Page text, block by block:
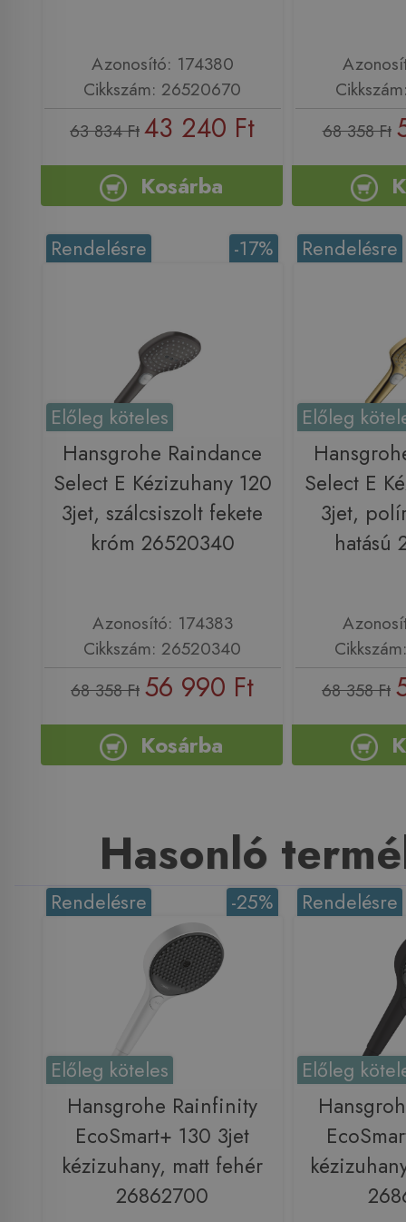
Azonosító: 174380
Cikkszám: 26520670
63 834 Ft43 240 Ft
Kosárba
68 358 Ft
-17%
Rendelésre
Előleg köteles
Hansgrohe Raindance
Select E Kézizuhany 120
3jet, szálcsiszolt fekete
króm 26520340
Azonosító: 174383
Cikkszám: 26520340
68 358 Ft 56 990 Ft
Kosárba
Rendelésre
Előleg
Select E
3jet,
hatású
68 358 Ft
Hasonló
-25%
Rendelésre
Előleg köteles
Hansgrohe Rainfinity
EcoSmart+ 130 3jet
kézizuhany, matt fehér
26862700
Rendelésre
Előleg